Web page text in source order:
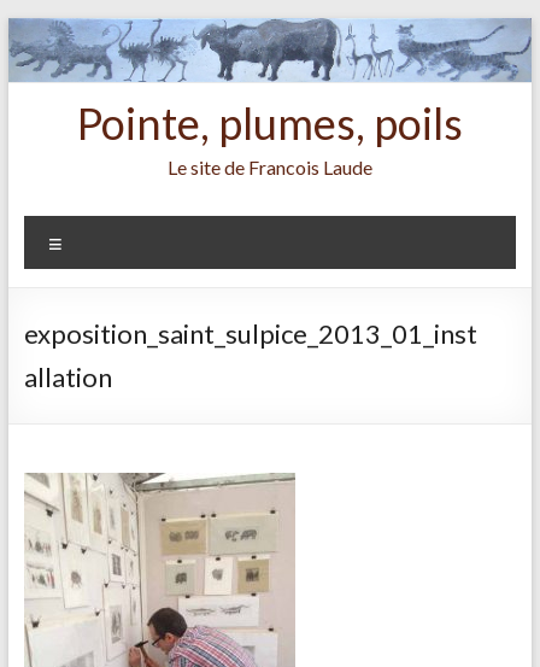
Aller
au
contenu
Pointe, plumes, poils
Le site de Francois Laude
exposition_saint_sulpice_2013_01_inst
allation